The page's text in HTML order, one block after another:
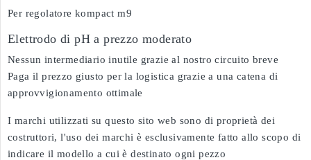
Per regolatore kompact m9
Elettrodo di pH a prezzo moderato
Nessun intermediario inutile grazie al nostro circuito breve
Paga il prezzo giusto per la logistica grazie a una catena di
approvvigionamento ottimale
I marchi utilizzati su questo sito web sono di proprietà dei
costruttori, l'uso dei marchi è esclusivamente fatto allo scopo di
indicare il modello a cui è destinato ogni pezzo